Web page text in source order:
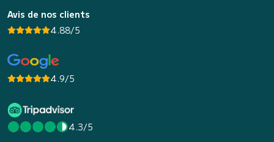
Avis de nos clients
4.88/5
4.9/5
4.3/5